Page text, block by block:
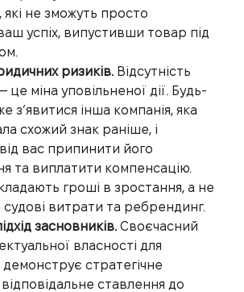
які не зможуть просто
успіх, випустивши товар під
ризиків. Відсутність
це міна уповільненої дії. Будь-
з’явитися інша компанія, яка
схожий знак раніше, і
вас припинити його
та виплатити компенсацію.
гроші в зростання, а не
судові витрати та ребрендинг.
засновників. Своєчасний
власності для
стратегічне
ставлення до